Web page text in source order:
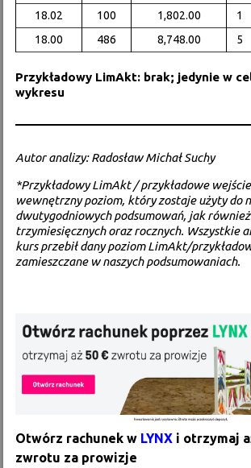
18.02
100 1,802.00 1
18.00
486 8,748.00 5
Przykładowy LimAkt: brak; jedynie w
wykresu
Autor analizy: Radosław Michał Suchy
*Przykładowy LimAkt / przykładowe
wewnętrzny poziom, który zostaje użyty do
dwutygodniowych podsumowań, jak
trzymiesięcznych oraz rocznych. Wszystkie
kurs przebił dany poziom LimAkt/
zamieszczane w naszych podsumowaniach.
Otwórz rachunek w LYNX i otrzymaj
zwrotu za prowizje